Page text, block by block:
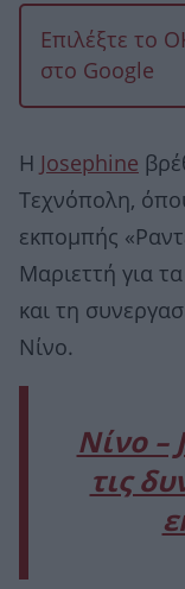
Επιλέξτε το
στο Google
Η Josephine
Τεχνόπολη,
εκπομπής
Μαριεττή για
και τη
Νίνο.
Νίνο –
τις